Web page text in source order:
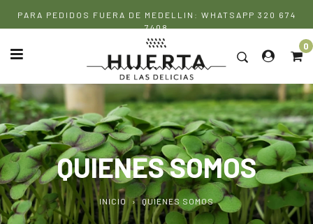
directamente
contenido
PARA PEDIDOS FUERA DE MEDELLIN: WHATSAPP 320 674
7408
0
QUIENES SOMOS
INICIO › QUIENES SOMOS